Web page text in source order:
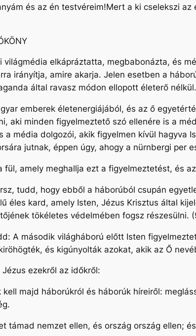
és az én testvéreim!Mert a ki cselekszi
világmédia elkápráztatta, megbabonázta, és
irányítja, amire akarja. Jelen esetben a
által ravasz módon ellopott életerő nélkül.
emberek életenergiájából, és az ő
aki minden figyelmeztető szó ellenére is a
a média dolgozói, akik figyelmen kívül hagyva
jutnak, éppen úgy, ahogy a nürnbergi per
fül, amely meghallja ezt a figyelmeztetést, és
tudd, hogy ebből a háborúból csupán
éles kard, amely Isten, Jézus Krisztus által
tökéletes védelmében fogsz részesülni.
A második világháború előtt Isten
és kigúnyolták azokat, akik az Ő
Jézus ezekről az időkről:
kell majd háborúkról és háborúk híreiről:
támad nemzet ellen, és ország ország ellen;